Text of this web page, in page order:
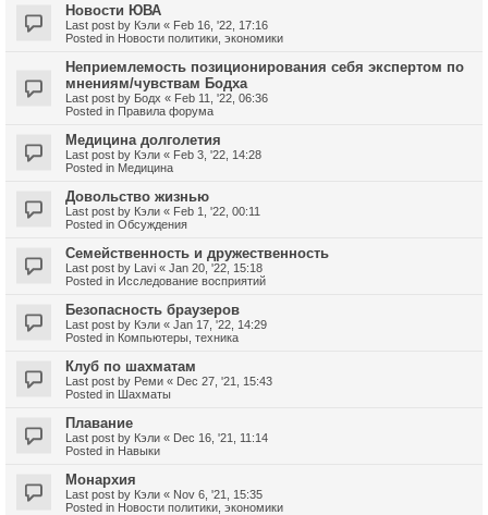
Новости ЮВА
Last post by Кэли « Feb 16, '22, 17:16
Posted in Новости политики, экономики
Неприемлемость позиционирования себя экспертом по
мнениям/чувствам Бодха
Last post by Бодх « Feb 11, '22, 06:36
Posted in Правила форума
Медицина долголетия
Last post by Кэли « Feb 3, '22, 14:28
Posted in Медицина
Довольство жизнью
Last post by Кэли « Feb 1, '22, 00:11
Posted in Обсуждения
Семейственность и дружественность
Last post by Lavi « Jan 20, '22, 15:18
Posted in Исследование восприятий
Безопасность браузеров
Last post by Кэли « Jan 17, '22, 14:29
Posted in Компьютеры, техника
Клуб по шахматам
Last post by Реми « Dec 27, '21, 15:43
Posted in Шахматы
Плавание
Last post by Кэли « Dec 16, '21, 11:14
Posted in Навыки
Монархия
Last post by Кэли « Nov 6, '21, 15:35
Posted in Новости политики, экономики